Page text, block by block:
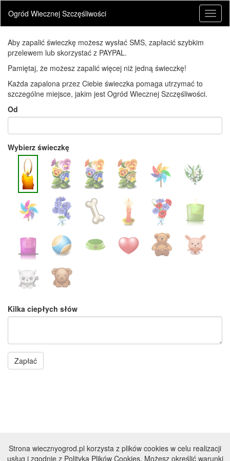
Ogród Wiecznej Szczęśliwości
Aby zapalić świeczkę możesz wysłać SMS, zapłacić szybkim
przelewem lub skorzystać z PAYPAL.
Pamiętaj, że możesz zapalić więcej niż jedną świeczkę!
Każda zapalona przez Ciebie świeczka pomaga utrzymać to
szczególne miejsce, jakim jest Ogród Wiecznej Szczęśliwości.
Od
Wybierz świeczkę
Kilka ciepłych słów
Zapłać
© DOGNET 2007 - 2026
Strona wiecznyogrod.pl korzysta z plików cookies w celu realizacji
usług i zgodnie z Polityką Plików Cookies. Możesz określić warunki